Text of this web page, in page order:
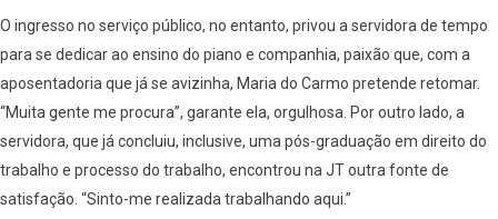
O ingresso no serviço público, no entanto, privou a servidora de tempo
para se dedicar ao ensino do piano e companhia, paixão que, com a
aposentadoria que já se avizinha, Maria do Carmo pretende retomar.
“Muita gente me procura”, garante ela, orgulhosa. Por outro lado, a
servidora, que já concluiu, inclusive, uma pós-graduação em direito do
trabalho e processo do trabalho, encontrou na JT outra fonte de
satisfação. “Sinto-me realizada trabalhando aqui.”